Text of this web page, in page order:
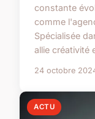
constante
comme
Spécialisée
allie créativité
24 octobre
ACTU